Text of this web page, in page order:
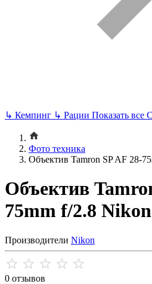
↳ Кемпинг ↳ Рации Показать все
Фото техника
Объектив Tamron SP AF 28-
Объектив
75mm f/2.8
Производители Nikon
0 отзывов